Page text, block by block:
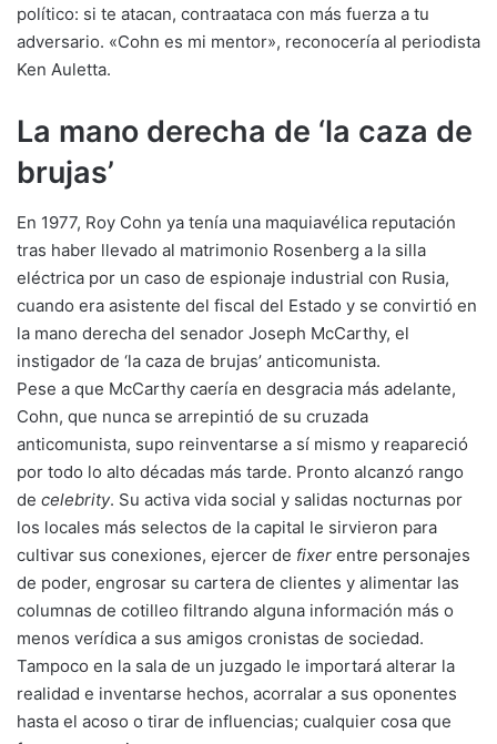
político: si te atacan, contraataca con más fuerza a tu
adversario. «Cohn es mi mentor», reconocería al periodista
Ken Auletta.
La mano derecha de ‘la caza de
brujas’
En 1977, Roy Cohn ya tenía una maquiavélica reputación
tras haber llevado al matrimonio Rosenberg a la silla
eléctrica por un caso de espionaje industrial con Rusia,
cuando era asistente del fiscal del Estado y se convirtió en
la mano derecha del senador Joseph McCarthy, el
instigador de ‘la caza de brujas’ anticomunista.
Pese a que McCarthy caería en desgracia más adelante,
Cohn, que nunca se arrepintió de su cruzada
anticomunista, supo reinventarse a sí mismo y reapareció
por todo lo alto décadas más tarde. Pronto alcanzó rango
de celebrity. Su activa vida social y salidas nocturnas por
los locales más selectos de la capital le sirvieron para
cultivar sus conexiones, ejercer de fixer entre personajes
de poder, engrosar su cartera de clientes y alimentar las
columnas de cotilleo filtrando alguna información más o
menos verídica a sus amigos cronistas de sociedad.
Tampoco en la sala de un juzgado le importará alterar la
realidad e inventarse hechos, acorralar a sus oponentes
hasta el acoso o tirar de influencias; cualquier cosa que